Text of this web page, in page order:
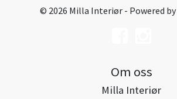
© 2026 Milla Interiør - Powered by
Om oss
Milla Interiør